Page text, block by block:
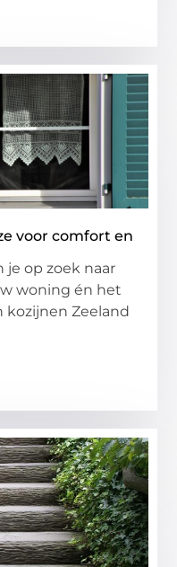
voor comfort en
je op zoek naar
woning én het
kozijnen Zeeland